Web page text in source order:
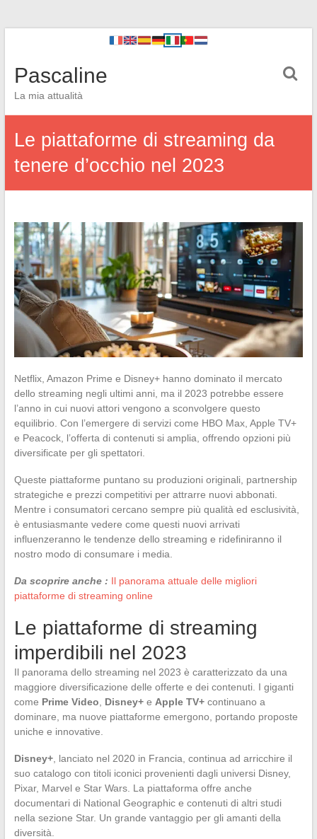
Pascaline
La mia attualità
Le piattaforme di streaming da
tenere d’occhio nel 2023
Netflix, Amazon Prime e Disney+ hanno dominato il mercato
dello streaming negli ultimi anni, ma il 2023 potrebbe essere
l’anno in cui nuovi attori vengono a sconvolgere questo
equilibrio. Con l’emergere di servizi come HBO Max, Apple TV+
e Peacock, l’offerta di contenuti si amplia, offrendo opzioni più
diversificate per gli spettatori.
Queste piattaforme puntano su produzioni originali, partnership
strategiche e prezzi competitivi per attrarre nuovi abbonati.
Mentre i consumatori cercano sempre più qualità ed esclusività,
è entusiasmante vedere come questi nuovi arrivati
influenzeranno le tendenze dello streaming e ridefiniranno il
nostro modo di consumare i media.
Da scoprire anche : Il panorama attuale delle migliori
piattaforme di streaming online
Le piattaforme di streaming
imperdibili nel 2023
Il panorama dello streaming nel 2023 è caratterizzato da una
maggiore diversificazione delle offerte e dei contenuti. I giganti
come Prime Video Disney+e Apple TV+continuano a
dominare, ma nuove piattaforme emergono, portando proposte
uniche e innovative.
Disney+, lanciato nel 2020 in Francia, continua ad arricchire il
suo catalogo con titoli iconici provenienti dagli universi Disney,
Pixar, Marvel e Star Wars. La piattaforma offre anche
documentari di National Geographic e contenuti di altri studi
nella sezione Star. Un grande vantaggio per gli amanti della
diversità.